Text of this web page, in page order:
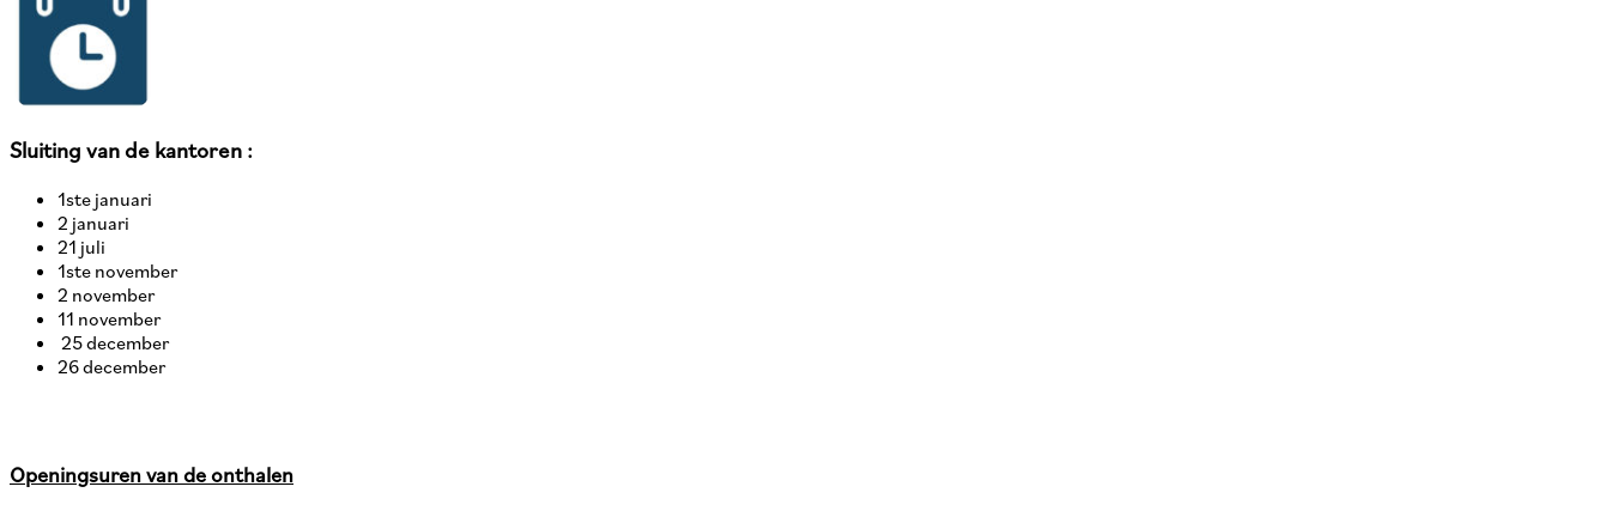
Sluiting van de kantoren :
1ste januari
2 januari
21 juli
1ste november
2 november
11 november
25 december
26 december
Openingsuren van de onthalen